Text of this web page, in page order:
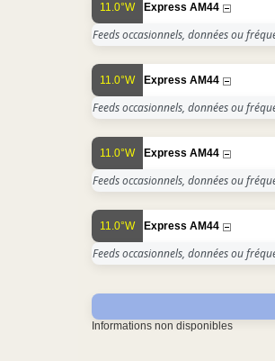
11.0°W Express AM44
Feeds occasionnels, données ou
11.0°W Express AM44
Feeds occasionnels, données ou
11.0°W Express AM44
Feeds occasionnels, données ou
11.0°W Express AM44
Feeds occasionnels, données ou
Informations non disponibles